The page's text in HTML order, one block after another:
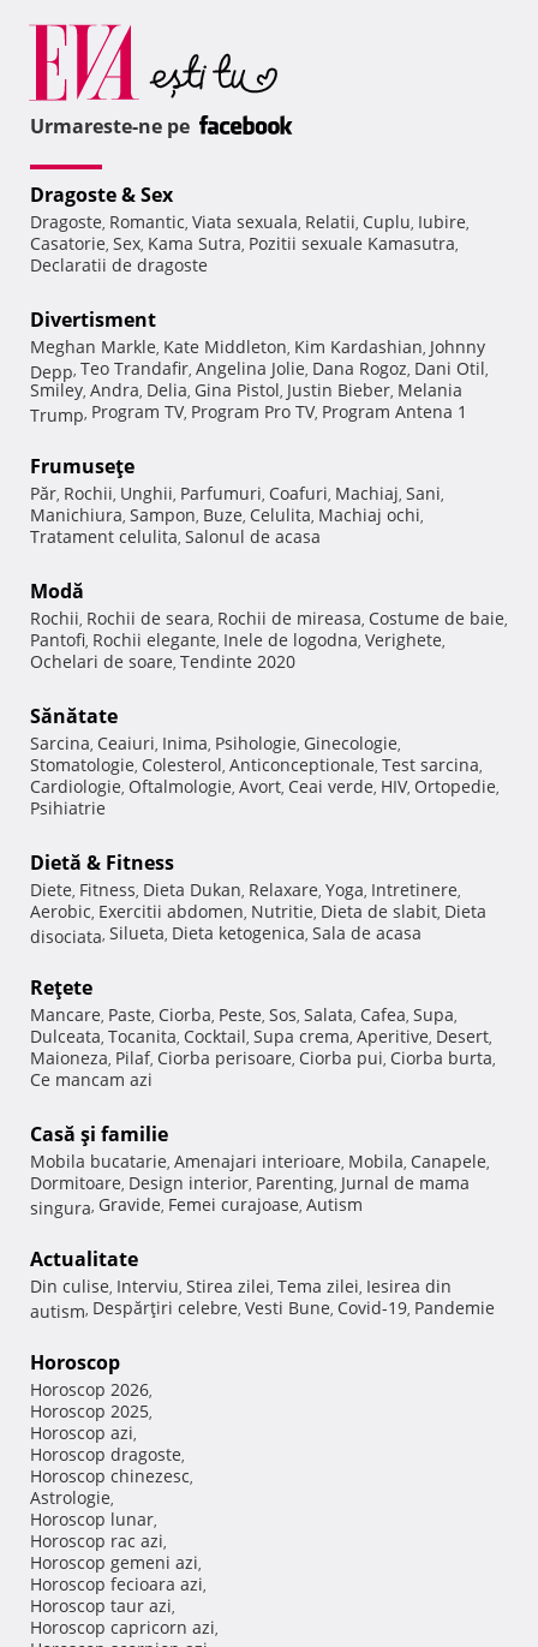
Urmareste-ne pe
Dragoste & Sex
Dragoste, Romantic, Viata sexuala, Relatii, Cuplu, Iubire,
Casatorie, Sex, Kama Sutra, Pozitii sexuale Kamasutra,
Declaratii de dragoste
Divertisment
Meghan Markle, Kate Middleton, Kim Kardashian, Johnny
Depp, Teo Trandafir, Angelina Jolie, Dana Rogoz, Dani Otil,
Smiley, Andra, Delia, Gina Pistol, Justin Bieber, Melania
Trump, Program TV, Program Pro TV, Program Antena 1
Frumuseţe
Păr, Rochii, Unghii, Parfumuri, Coafuri, Machiaj, Sani,
Manichiura, Sampon, Buze, Celulita, Machiaj ochi,
Tratament celulita, Salonul de acasa
Modă
Rochii, Rochii de seara, Rochii de mireasa, Costume de baie,
Pantofi, Rochii elegante, Inele de logodna, Verighete,
Ochelari de soare, Tendinte 2020
Sănătate
Sarcina, Ceaiuri, Inima, Psihologie, Ginecologie,
Stomatologie, Colesterol, Anticonceptionale, Test sarcina,
Cardiologie, Oftalmologie, Avort, Ceai verde, HIV, Ortopedie,
Psihiatrie
Dietă & Fitness
Diete, Fitness, Dieta Dukan, Relaxare, Yoga, Intretinere,
Aerobic, Exercitii abdomen, Nutritie, Dieta de slabit, Dieta
disociata, Silueta, Dieta ketogenica, Sala de acasa
Reţete
Mancare, Paste, Ciorba, Peste, Sos, Salata, Cafea, Supa,
Dulceata, Tocanita, Cocktail, Supa crema, Aperitive, Desert,
Maioneza, Pilaf, Ciorba perisoare, Ciorba pui, Ciorba burta,
Ce mancam azi
Casă şi familie
Mobila bucatarie, Amenajari interioare, Mobila, Canapele,
Dormitoare, Design interior, Parenting, Jurnal de mama
singura, Gravide, Femei curajoase, Autism
Actualitate
Din culise, Interviu, Stirea zilei, Tema zilei, Iesirea din
autism, Despărţiri celebre, Vesti Bune, Covid-19, Pandemie
Horoscop
Horoscop 2026,
Horoscop 2025,
Horoscop azi,
Horoscop dragoste,
Horoscop chinezesc,
Astrologie,
Horoscop lunar,
Horoscop rac azi,
Horoscop gemeni azi,
Horoscop fecioara azi,
Horoscop taur azi,
Horoscop capricorn azi,